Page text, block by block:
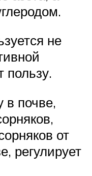
не
пользу.
в почве,
от
регулирует